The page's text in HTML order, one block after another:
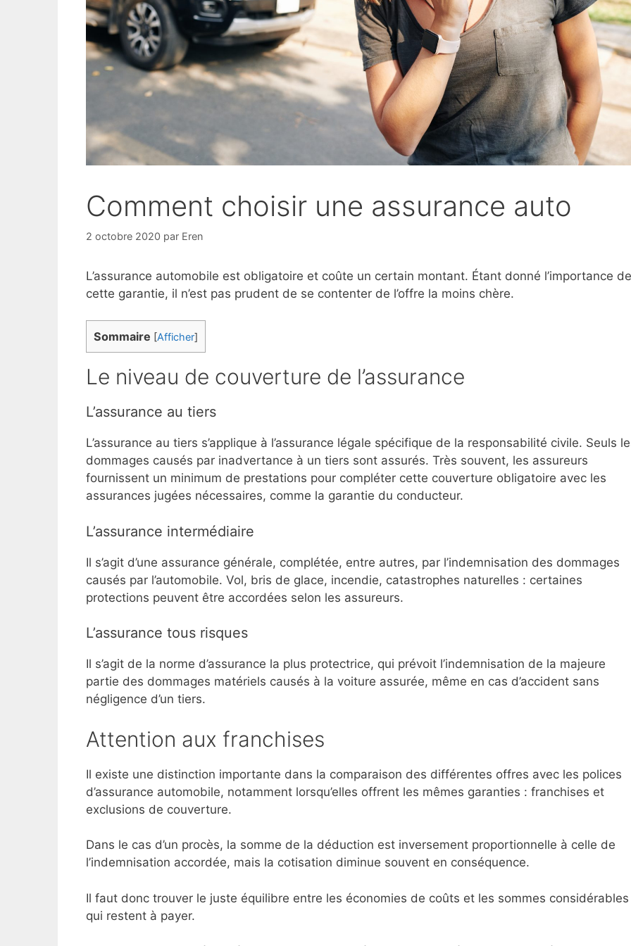
Comment choisir une assurance auto
2 octobre 2020 par Eren
L’assurance automobile est obligatoire et coûte un certain montant. Étant donné l’importance de
cette garantie, il n’est pas prudent de se contenter de l’offre la moins chère.
Sommaire [Afficher]
Le niveau de couverture de l’assurance
L’assurance au tiers
L’assurance au tiers s’applique à l’assurance légale spécifique de la responsabilité civile. Seuls
dommages causés par inadvertance à un tiers sont assurés. Très souvent, les assureurs
fournissent un minimum de prestations pour compléter cette couverture obligatoire avec les
assurances jugées nécessaires, comme la garantie du conducteur.
L’assurance intermédiaire
Il s’agit d’une assurance générale, complétée, entre autres, par l’indemnisation des dommages
causés par l’automobile. Vol, bris de glace, incendie, catastrophes naturelles : certaines
protections peuvent être accordées selon les assureurs.
L’assurance tous risques
Il s’agit de la norme d’assurance la plus protectrice, qui prévoit l’indemnisation de la majeure
partie des dommages matériels causés à la voiture assurée, même en cas d’accident sans
négligence d’un tiers.
Attention aux franchises
Il existe une distinction importante dans la comparaison des différentes offres avec les polices
d’assurance automobile, notamment lorsqu’elles offrent les mêmes garanties : franchises et
exclusions de couverture.
Dans le cas d’un procès, la somme de la déduction est inversement proportionnelle à celle de
l’indemnisation accordée, mais la cotisation diminue souvent en conséquence.
Il faut donc trouver le juste équilibre entre les économies de coûts et les sommes considérables
qui restent à payer.